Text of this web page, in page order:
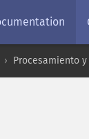
Procesamiento